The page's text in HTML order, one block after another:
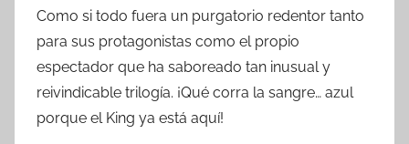
Como si todo fuera un purgatorio redentor tanto
para sus protagonistas como el propio
espectador que ha saboreado tan inusual y
reivindicable trilogía. ¡Qué corra la sangre… azul
porque el King ya está aquí!